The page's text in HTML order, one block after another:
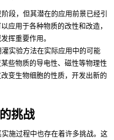
段，但其潜在的应用前景已经引
应用于各种物质的改性和改造，
挥重要作用。
实验方法在实际应用中的可能
些物质的导电性、磁性等物理性
变生物细胞的性质，开发出新的
挑战
施过程中也存在着许多挑战。这